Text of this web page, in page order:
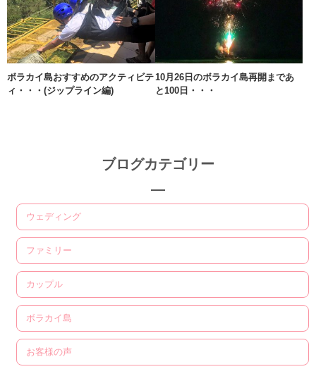
ボラカイ島おすすめのアクティビテ
ィ・・・(ジップライン編)
10月26日のボラカイ島再開まであ
と100日・・・
ブログカテゴリー
ウェディング
ファミリー
カップル
ボラカイ島
お客様の声